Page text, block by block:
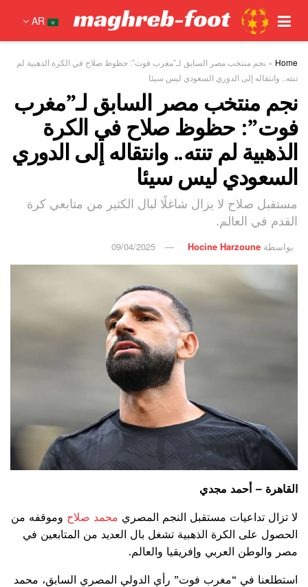
AR
Home
» نجم منتخب مصر السابق لـ”مغرب فوت”: حظوظ صلاح في الكرة الذهبية لم
تنته.. وانتقاله إلى الدوري السعودي ليس سيئا
نجم منتخب مصر السابق لـ”مغرب
فوت”: حظوظ صلاح في الكرة
الذهبية لم تنته.. وانتقاله إلى الدوري
السعودي ليس سيئا
مستقبل صلاح لا يزال شاغلًا لبال الكثير من متابعي كرة
القدم في العالم.
بواسطة Hocine Harzoune
09/04/2025
القاهرة – أحمد مجدي
لا تزال تداعيات مستقبل النجم المصري محمد صلاح وموقفه من
الحصول على الكرة الذهبية تشغل بال العديد من المتابعين في
مصر والوطن العربي وإفريقيا والعالم.
استطلعنا في “مغرب فوت” رأي الدولي المصري السابق، محمد